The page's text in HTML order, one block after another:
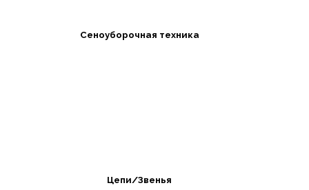
Сеноуборочная техника
Цепи/Звенья